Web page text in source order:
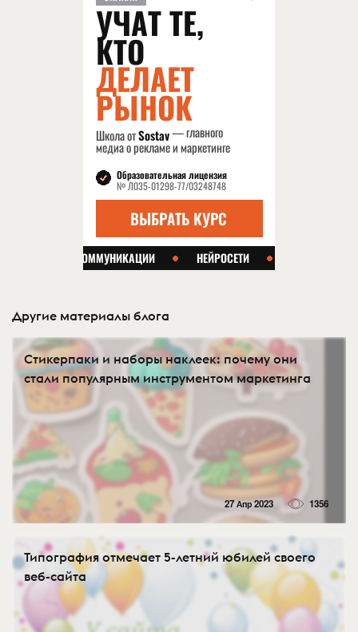
Другие материалы блога
Стикерпаки и наборы наклеек: почему они
стали популярным инструментом маркетинга
27 Апр 2023 1356
Типография отмечает 5-летний юбилей своего
веб-сайта